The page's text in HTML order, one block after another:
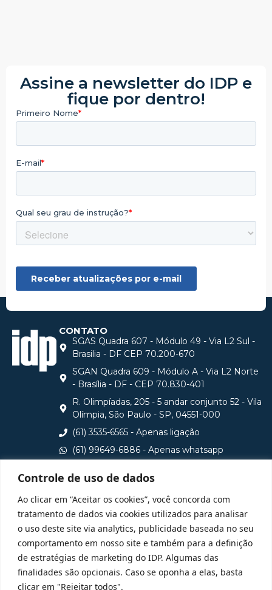
Controle de uso de dados
Ao clicar em “Aceitar os cookies”, você concorda com
tratamento de dados via cookies utilizados para analisar
o uso deste site via analytics, publicidade baseada no seu
comportamento em nosso site e também para a definição
de estratégias de marketing do IDP. Algumas das
finalidades são opcionais. Caso se oponha a elas, basta
clicar em "Rejeitar todos".
Assine a newsletter do IDP e
fique por dentro!
CONTATO
SGAS Quadra 607 - Módulo 49 - Via L2 Sul -
Brasilia - DF CEP 70.200-670
SGAN Quadra 609 - Módulo A - Via L2 Norte
- Brasília - DF - CEP 70.830-401
R. Olimpíadas, 205 - 5 andar conjunto 52 - Vila
Olímpia, São Paulo - SP, 04551-000
(61) 3535-6565 - Apenas ligação
(61) 99649-6886 - Apenas whatsapp
Consulte aqui o cadastro da Instituição no Sistema e-
MEC